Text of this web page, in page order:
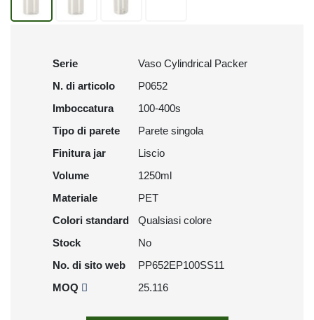
Serie
Vaso Cylindrical Packer
N. di articolo
P0652
Imboccatura
100-400s
Tipo di parete
Parete singola
Finitura jar
Liscio
Volume
1250ml
Materiale
PET
Colori standard
Qualsiasi colore
Stock
No
No. di sito web
PP652EP100SS11
MOQ
25.116